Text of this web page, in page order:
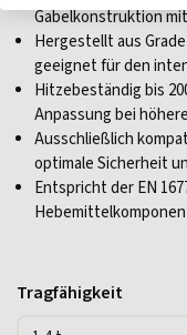
Gabelkonstruktion
Hergestellt aus
geeignet für den
Hitzebeständig bis
Anpassung bei
Ausschließlich
optimale Sicherheit
Entspricht der EN
Tragfähigkeit